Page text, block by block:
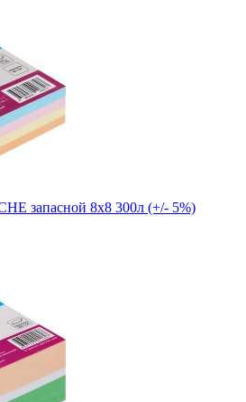
запасной 8х8 300л (+/- 5%)